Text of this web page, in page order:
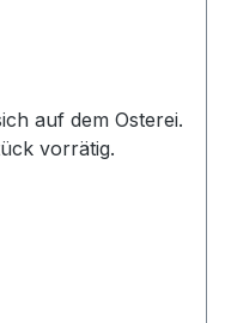
auf dem Osterei.
vorrätig.